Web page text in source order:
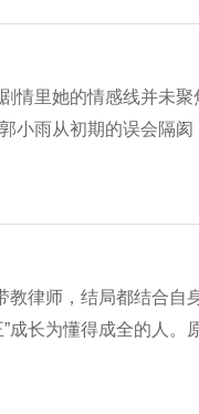
情里她的情感线并未
小雨从初期的误会隔
教律师，结局都结合
长为懂得成全的人。